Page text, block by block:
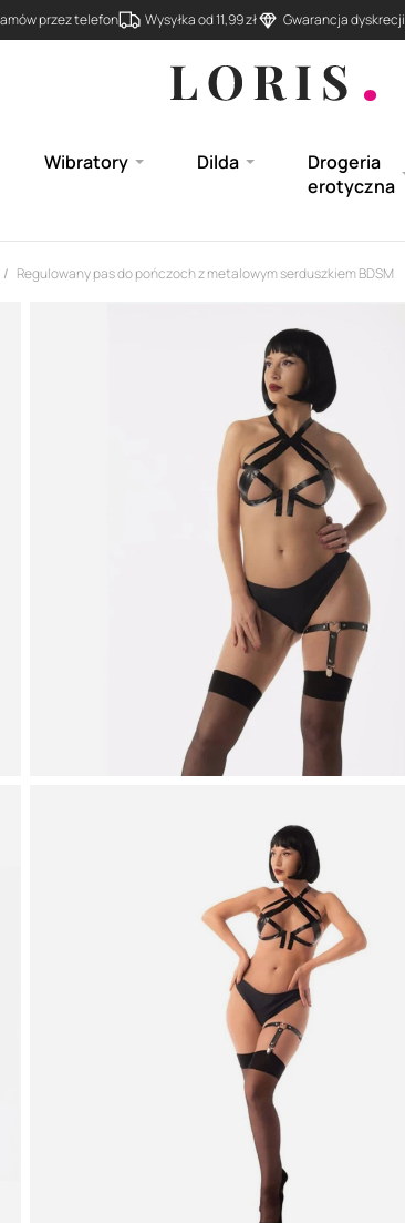
przez telefon Wysyłka od 11,99 zł Gwarancja dyskrecji
Wibratory Dilda
Drogeria
erotyczna
Regulowany pas do pończoch z metalowym serduszkiem BDSM